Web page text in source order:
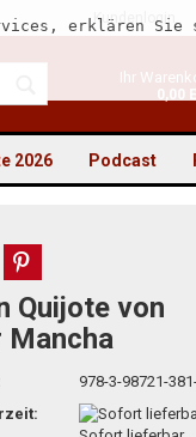
Kundenlogin
Ihr
0,00
erklären Sie
Podcast
2026
pin itQuijote von
Mancha
978-3-98721-